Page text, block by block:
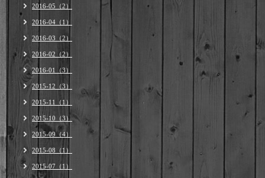
2016-05（2）
2016-04（1）
2016-03（2）
2016-02（2）
2016-01（3）
2015-12（3）
2015-11（1）
2015-10（3）
2015-09（4）
2015-08（1）
2015-07（1）